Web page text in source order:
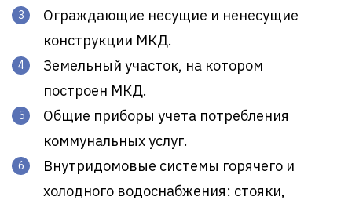
Ограждающие несущие и ненесущие
конструкции МКД.
Земельный участок, на котором
построен МКД.
Общие приборы учета потребления
коммунальных услуг.
Внутридомовые системы горячего и
холодного водоснабжения: стояки,